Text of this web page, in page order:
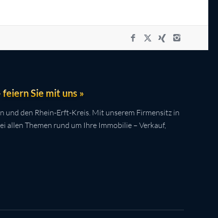
Sie mit uns »
und den Rhein-Erft-Kreis. Mit unserem Firmensitz in
allen Themen rund um Ihre Immobilie – Verkauf,